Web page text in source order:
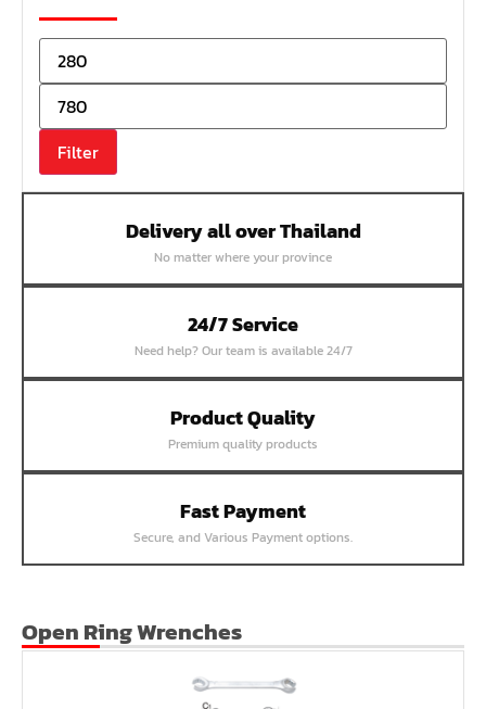
หน้าแปลนเชื่อมเหล็กสลิปออน
หน้าแปลนเชื่อมเหล็กบอด
หน้าแปลนเชื่อมบอด SUS304 JEF 300P RF
หน้าแปลนเชื่อมบอด SUS304 JEF PN40 RF
หน้าแปลนเชื่อมบอด SUS304 JEF PN16 RF
หน้าแปลนเชื่อมบอด SUS304 JEF 10K FF
หน้าแปลนเชื่อมบอด SUS304 JEF 5K FF
หน้าแปลนเชื่อมบอด SUS304 JEF 150P RF
หน้าแปลนสลิปออน SUS304 JEF 300P SORF
หน้าแปลนเชื่อม SUS304 JEF PN40 RF
หน้าแปลนเชื่อม SUS304 JEF PN25 RF
หน้าแปลนเชื่อม SUS304 JEF PN16 RF
หน้าแปลนเชื่อม SUS304 JEF 20K FF
หน้าแปลนเชื่อม SUS304 JEF 300P RF
หน้าแปลนเชื่อม SUS304 JEF 150P RF
หน้าแปลนเหล็กเกลียวใน JEF PN40
Filter
Delivery all over Thailand
No matter where your province
24/7 Service
Need help? Our team is available 24/7
Product Quality
Premium quality products
Fast Payment
Secure, and Various Payment options.
Open Ring Wrenches